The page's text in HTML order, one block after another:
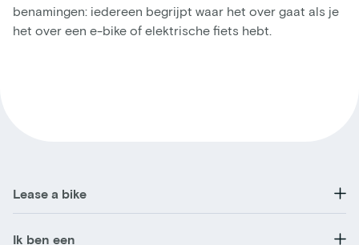
benamingen: iedereen begrijpt waar het over gaat als je
het over een e-bike of elektrische fiets hebt.
Lease a bike
Ik ben een